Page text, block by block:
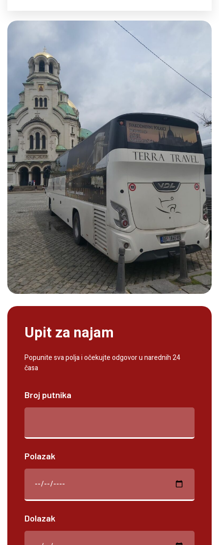
Upit za najam
Popunite sva polja i očekujte odgovor u narednih 24
časa
Broj putnika
Polazak
Dolazak